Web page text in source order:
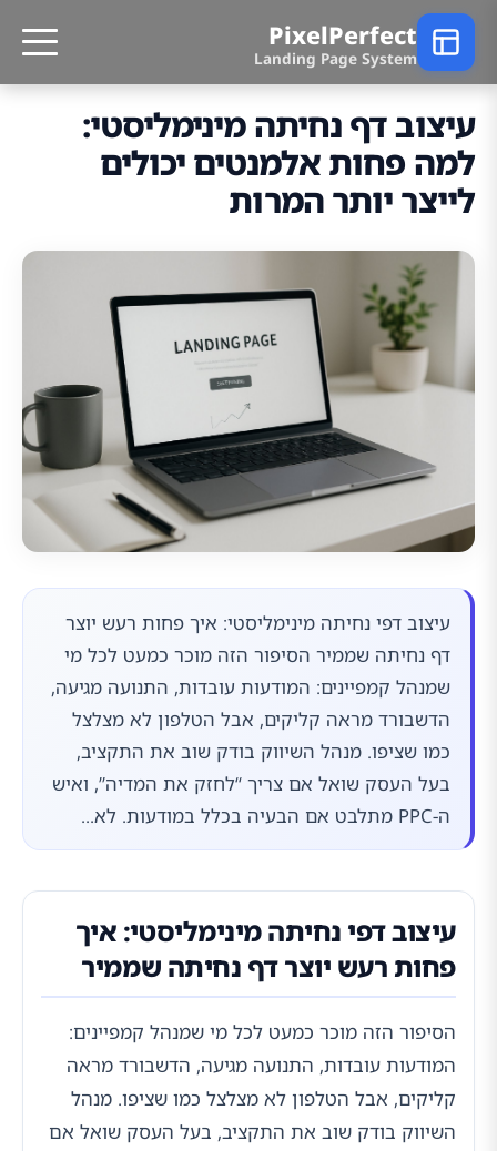
PixelPerfect
Landing Page System
עיצוב דף נחיתה מינימליסטי:
למה פחות אלמנטים יכולים
לייצר יותר המרות
עיצוב דפי נחיתה מינימליסטי: איך פחות רעש יוצר
דף נחיתה שממיר הסיפור הזה מוכר כמעט לכל מי
שמנהל קמפיינים: המודעות עובדות, התנועה מגיעה,
הדשבורד מראה קליקים, אבל הטלפון לא מצלצל
כמו שציפו. מנהל השיווק בודק שוב את התקציב,
בעל העסק שואל אם צריך “לחזק את המדיה”, ואיש
ה-PPC מתלבט אם הבעיה בכלל במודעות. לא...
עיצוב דפי נחיתה מינימליסטי: איך
פחות רעש יוצר דף נחיתה שממיר
הסיפור הזה מוכר כמעט לכל מי שמנהל קמפיינים:
המודעות עובדות, התנועה מגיעה, הדשבורד מראה
קליקים, אבל הטלפון לא מצלצל כמו שציפו. מנהל
השיווק בודק שוב את התקציב, בעל העסק שואל אם